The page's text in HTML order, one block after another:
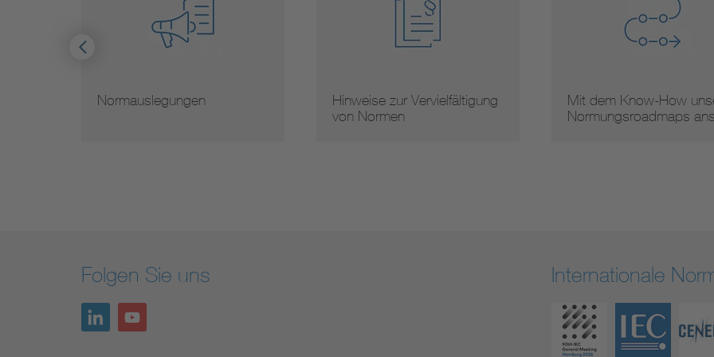
Normauslegungen
Hinweise zur Vervielfältigung
von Normen
Mit dem Know-How
Normungsroadmaps
Folgen Sie uns Internationale